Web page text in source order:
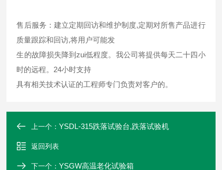
售后服务：建立定期回访和维护制度,定期对所售产品进行
质量跟踪和回访,将用户可能发
生的故障损失降到zui低程度。我公司将提供每天二十四小
时的远程。24小时支持
具有相关技术认证的工程师专门负责对客户的。
上一个：YSDL-315跌落试验台,跌落试验机
返回列表
下一个：YSGW高温老化试验箱